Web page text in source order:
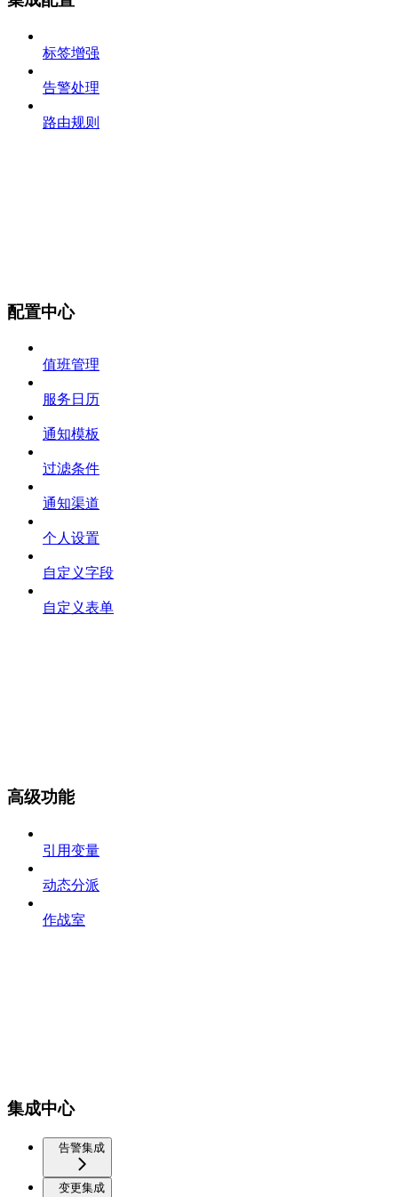
标签增强
告警处理
路由规则
配置中心
值班管理
服务日历
通知模板
过滤条件
通知渠道
个人设置
自定义字段
自定义表单
高级功能
引用变量
动态分派
作战室
集成中心
告警集成
变更集成